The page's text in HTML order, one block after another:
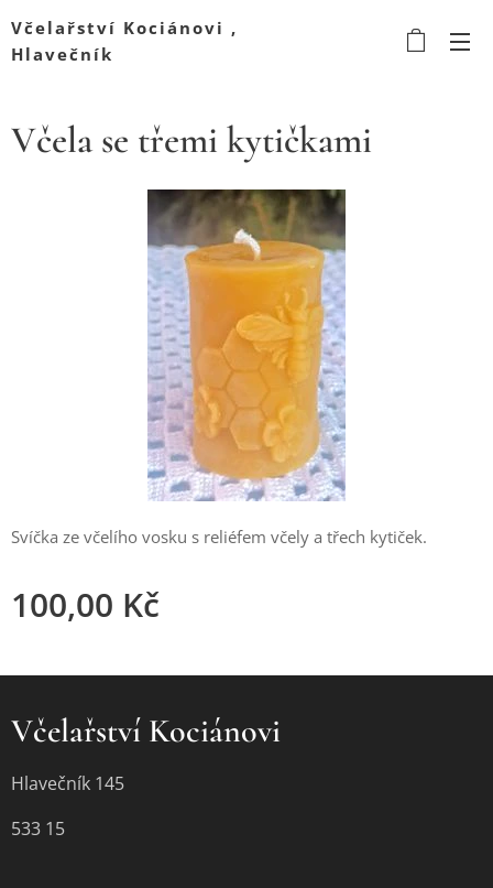
Včelařství Kociánovi ,
Hlavečník
Včela se třemi kytičkami
Svíčka ze včelího vosku s reliéfem včely a třech kytiček.
100,00 Kč
Včelařství Kociánovi
Hlavečník 145
533 15